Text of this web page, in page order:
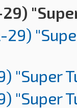
29)
"Super
"Super